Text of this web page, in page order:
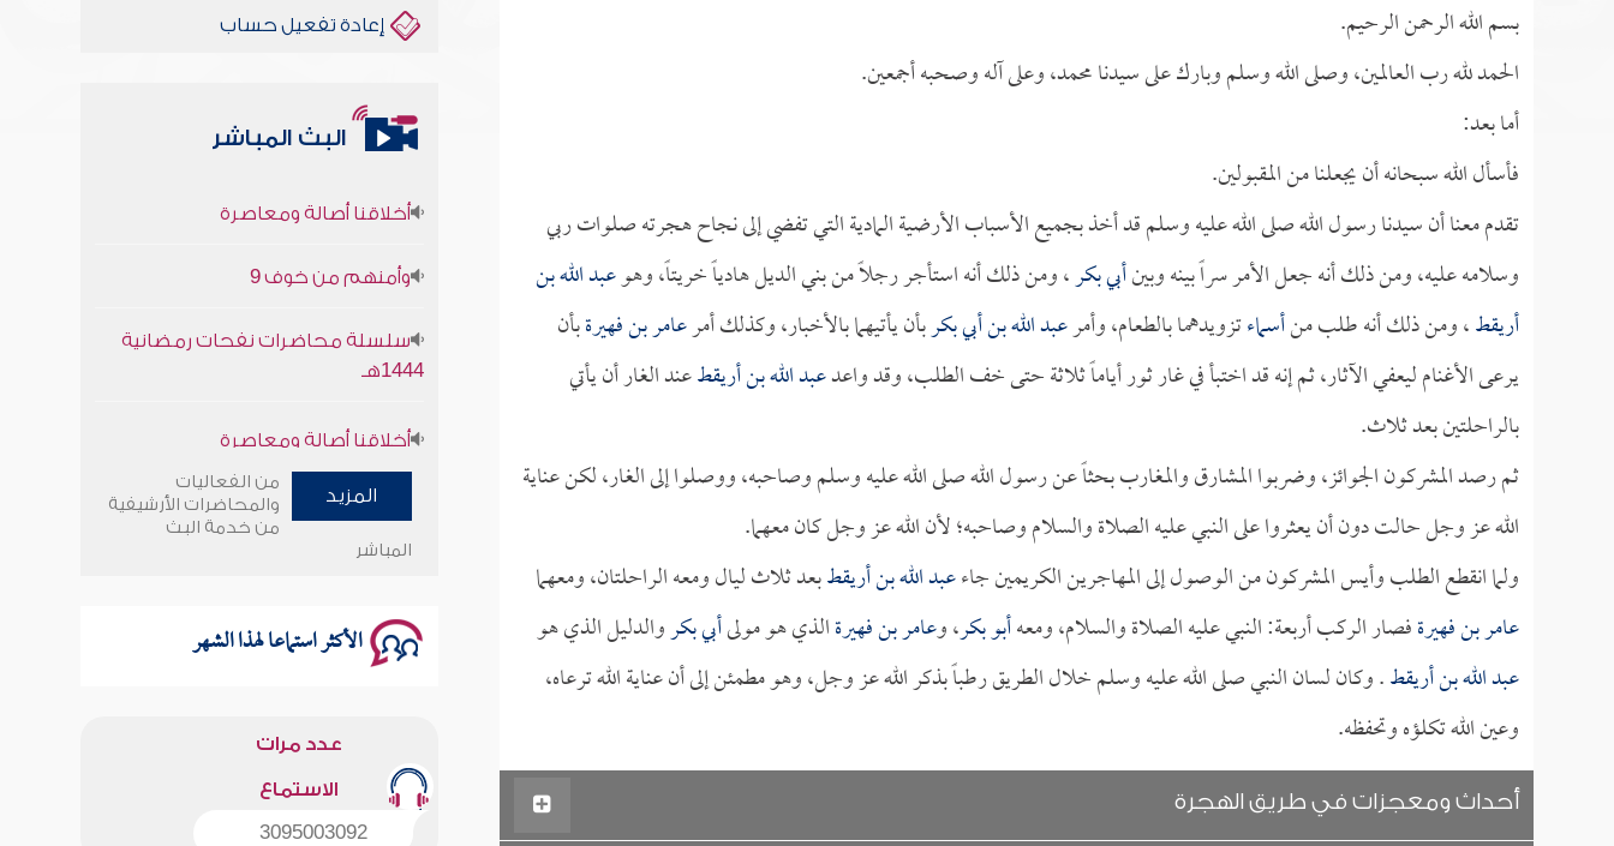
بسم الله الرحمن الرحيم.
الحمد لله رب العالمين، وصلى الله وسلم وبارك على سيدنا محمد، وعلى آله وصحبه أجمعين.
أما بعد:
فأسأل الله سبحانه أن يجعلنا من المقبولين.
تقدم معنا أن سيدنا رسول الله صلى الله عليه وسلم قد أخذ بجميع الأسباب الأرضية المادية التي تفضي إلى نجاح هجرته صلوات ربي
وسلامه عليه، ومن ذلك أنه جعل الأمر سراً بينه وبينأبي بكر، ومن ذلك أنه استأجر رجلاً من بني الديل هادياً خريتاً، وهوعبد الله بن
أريقط، ومن ذلك أنه طلب منأسماءتزويدهما بالطعام، وأمرعبد الله بن أبي بكربأن يأتيهما بالأخبار، وكذلك أمرعامر بن فهيرةبأن
يرعى الأغنام ليعفي الآثار، ثم إنه قد اختبأ في غار ثور أياماً ثلاثة حتى خف الطلب، وقد واعدعبد الله بن أريقطعند الغار أن يأتي
بالراحلتين بعد ثلاث.
ثم رصد المشركون الجوائز، وضربوا المشارق والمغارب بحثاً عن رسول الله صلى الله عليه وسلم وصاحبه، ووصلوا إلى الغار، لكن عناية
الله عز وجل حالت دون أن يعثروا على النبي عليه الصلاة والسلام وصاحبه؛ لأن الله عز وجل كان معهما.
ولما انقطع الطلب وأيس المشركون من الوصول إلى المهاجرين الكريمين جاءعبد الله بن أريقطبعد ثلاث ليال ومعه الراحلتان، ومعهما
عامر بن فهيرةفصار الركب أربعة: النبي عليه الصلاة والسلام، ومعهأبو بكر، وعامر بن فهيرةالذي هو مولىأبي بكروالدليل الذي هو
عبد الله بن أريقط. وكان لسان النبي صلى الله عليه وسلم خلال الطريق رطباً بذكر الله عز وجل، وهو مطمئن إلى أن عناية الله ترعاه،
وعين الله تكلؤه وتحفظه.
أحداث ومعجزات في طريق الهجرة
إعادة تفعيل حساب
البث المباشر
1444هـ
وأمنهم من خوف 9
سلسلة محاضرات نفحات رمضانية
المزيد
من الفعاليات
والمحاضرات الأرشيفية
من خدمة البث
المباشر
الأكثر استماعا لهذا الشهر
عدد مرات
الاستماع
3095003092